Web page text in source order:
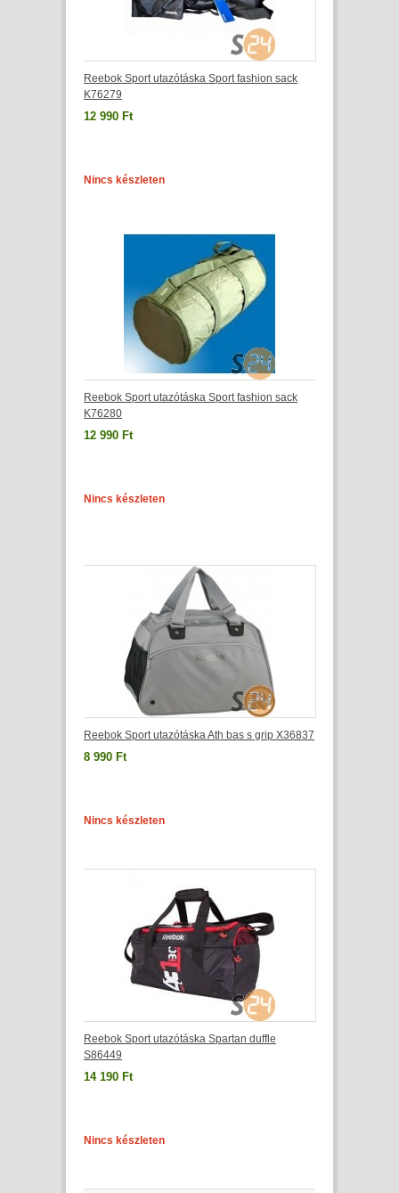
Reebok Sport utazótáska Sport fashion sack
K76279
12 990 Ft
Nincs készleten
Reebok Sport utazótáska Sport fashion sack
K76280
12 990 Ft
Nincs készleten
Reebok Sport utazótáska Ath bas s grip X36837
8 990 Ft
Nincs készleten
Reebok Sport utazótáska Spartan duffle
S86449
14 190 Ft
Nincs készleten